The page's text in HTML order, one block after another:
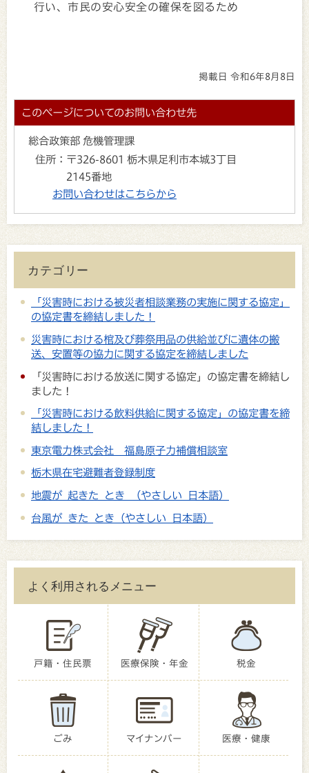
行い、市民の安心安全の確保を図るため
掲載日 令和6年8月8日
このページについてのお問い合わせ先
総合政策部 危機管理課
住所： 〒326-8601 栃木県足利市本城3丁目
2145番地
お問い合わせはこちらから
カテゴリー
「災害時における被災者相談業務の実施に関する協定」
の協定書を締結しました！
災害時における棺及び葬祭用品の供給並びに遺体の搬
送、安置等の協力に関する協定を締結しました
「災害時における放送に関する協定」の協定書を締結し
ました！
「災害時における飲料供給に関する協定」の協定書を締
結しました！
東京電力株式会社 福島原子力補償相談室
栃木県在宅避難者登録制度
地震が 起きた とき （やさしい 日本語）
台風が きた とき（やさしい 日本語）
よく利用されるメニュー
戸籍・住民票 医療保険・年金 税金
ごみ マイナンバー 医療・健康